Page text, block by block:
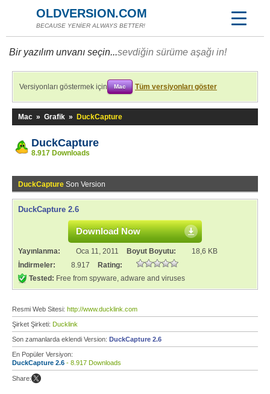
OLDVERSION.COM
BECAUSE YENİER ALWAYS BETTER!
Bir yazılım unvanı seçin...sevdiğin sürüme aşağı in!
Versiyonları göstermek için Mac Tüm versiyonları göster
Mac » Grafik » DuckCapture
DuckCapture
8.917 Downloads
DuckCapture Son Version
DuckCapture 2.6
Download Now
Yayınlanma: Oca 11, 2011 Boyut Boyutu:
18,6 KB
İndirmeler:
8.917
Rating:
Tested: Free from spyware, adware and viruses
Resmi Web Sitesi: http://www.ducklink.com
Şirket Şirketi: Ducklink
Son zamanlarda eklendi Version: DuckCapture 2.6
En Popüler Versiyon:
DuckCapture 2.6 - 8.917 Downloads
Share: